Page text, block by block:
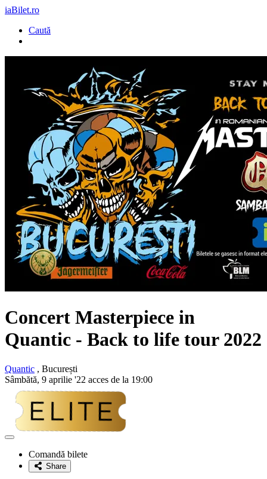
iaBilet.ro
Caută
Concert Masterpiece in
Quantic - Back to life tour 2022
Quantic , București
Sâmbătă, 9 aprilie '22 acces de la 19:00
Adaugă
favoriteComandă bilete
Share